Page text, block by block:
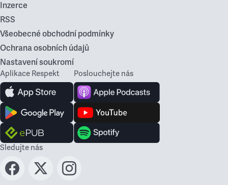
Inzerce
RSS
Všeobecné obchodní podmínky
Ochrana osobních údajů
Nastavení soukromí
Aplikace Respekt Poslouchejte nás
Sledujte nás